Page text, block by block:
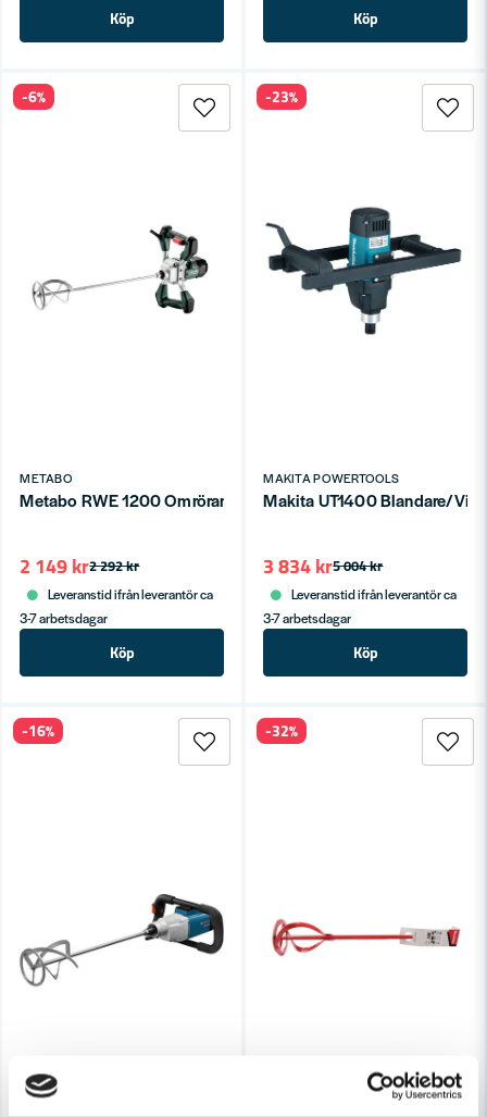
Köp Köp
METABO
Metabo RWE 1200 Omrörare 1200W M14
2 292 kr
2 149 kr
Leveranstid ifrån leverantör ca
3-7 arbetsdagar
Köp
-6%
MAKITA POWERTOOLS
Makita UT1400 Blandare/
5 004 kr
3 834 kr
Leveranstid ifrån leverantör ca
3-7 arbetsdagar
Köp
-23%
-16% -32%